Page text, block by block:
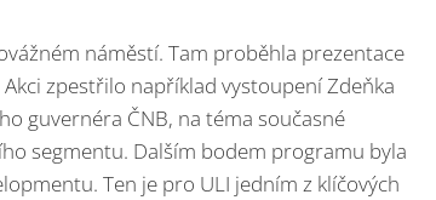
náměstí. Tam proběhla prezentace
zpestřilo například vystoupení Zdeňka
guvernéra ČNB, na téma současné
segmentu. Dalším bodem programu byla
Ten je pro ULI jedním z klíčových